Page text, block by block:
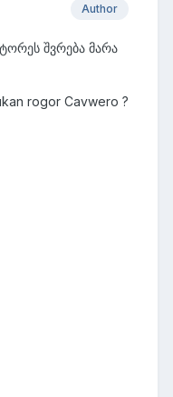
Author
შვრება მარა
rogor Cavwero ?